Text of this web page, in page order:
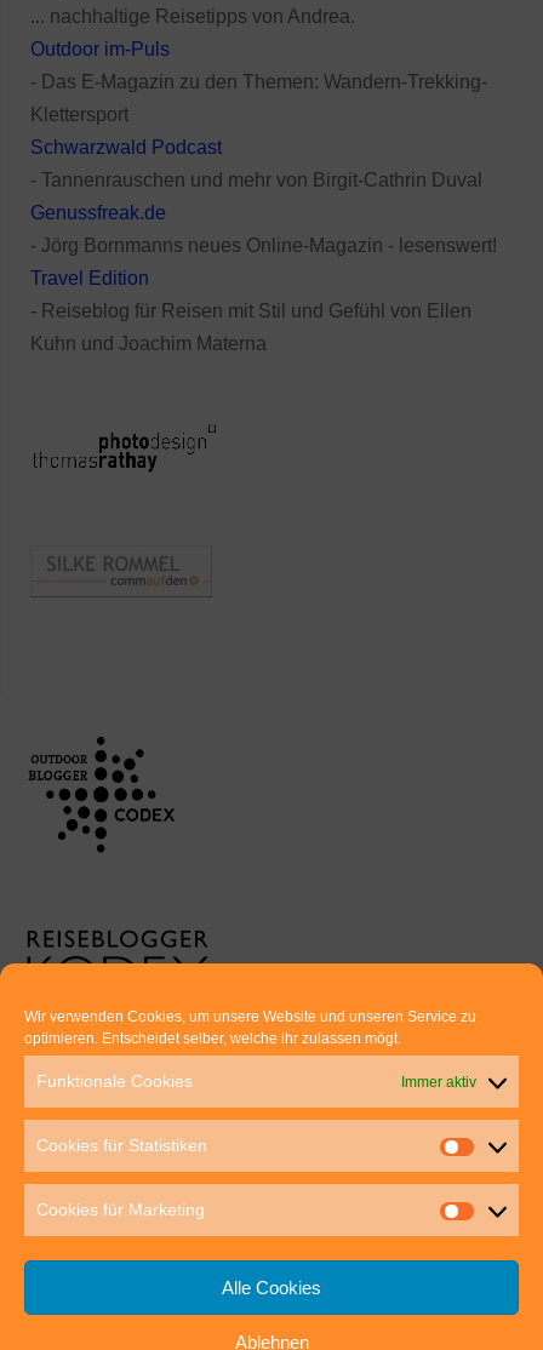
Wir verwenden Cookies, um unsere Website und unseren Service zu
optimieren. Entscheidet selber, welche ihr zulassen mögt.
Funktionale Cookies Immer aktiv
Cookies für Statistiken
Cookies für Marketing
Alle Cookies
Ablehnen
... nachhaltige Reisetipps von Andrea.
Outdoor im-Puls
- Das E-Magazin zu den Themen: Wandern-Trekking-
Klettersport
Schwarzwald Podcast
- Tannenrauschen und mehr von Birgit-Cathrin Duval
Genussfreak.de
- Jörg Bornmanns neues Online-Magazin - lesenswert!
Travel Edition
- Reiseblog für Reisen mit Stil und Gefühl von Ellen
Kuhn und Joachim Materna
Euer direkter Draht zu uns:
Thomas Rathay und Silke Rommel
70563 Stuttgart
post@outdoor-hochgenuss.de